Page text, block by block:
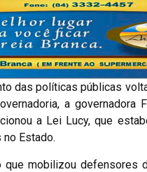
das políticas públicas
a governadora
a Lei Lucy, que
Estado.
mobilizou defensores